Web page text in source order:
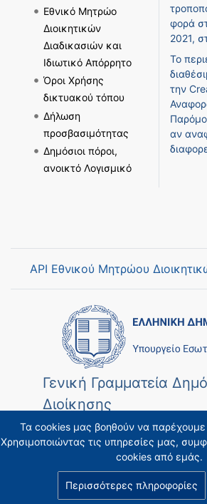
Τα cookies μας βοηθούν να παρέχουμε
Χρησιμοποιώντας τις υπηρεσίες μας,
cookies από εμάς.
Περισσότερες πληροφορίες
Εθνικό Μητρώο
Διοικητικών
Διαδικασιών και
Ιδιωτικό Απόρρητο
Όροι Χρήσης
δικτυακού τόπου
Δήλωση
προσβασιμότητας
Δημόσιοι πόροι,
ανοικτό Λογισμικό
φορά
2021,
Το
την
αν
API Εθνικού Μητρώου
Γενική Γραμματεία
Διοίκησης